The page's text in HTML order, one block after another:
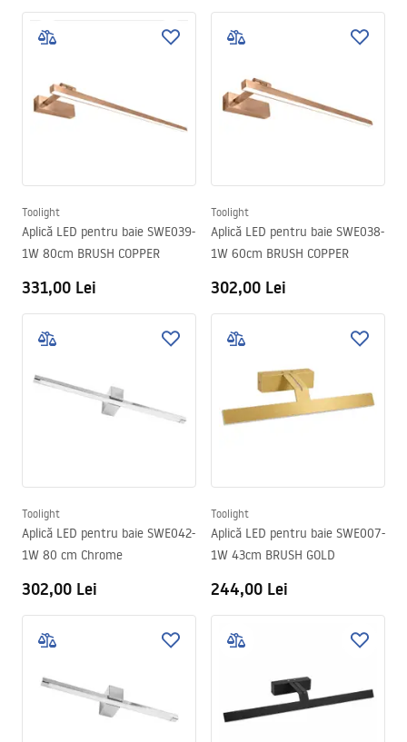
Toolight
Aplică LED pentru baie SWE039-
1W 80cm BRUSH COPPER
331,00 Lei
Toolight
Aplică LED pentru baie SWE038-
1W 60cm BRUSH COPPER
302,00 Lei
Toolight
Aplică LED pentru baie SWE042-
1W 80 cm Chrome
302,00 Lei
Toolight
Aplică LED pentru baie SWE007-
1W 43cm BRUSH GOLD
244,00 Lei